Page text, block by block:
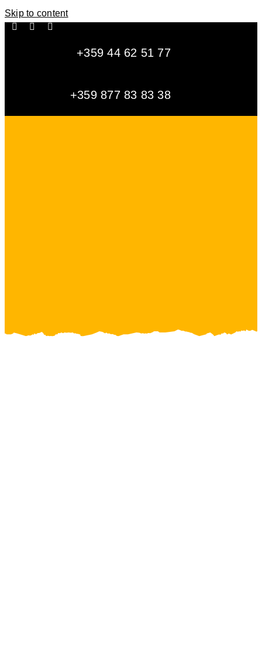
Skip to content
+359 44 62 51 77
+359 877 83 83 38